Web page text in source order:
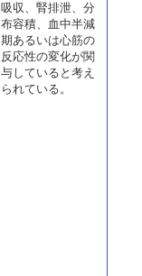
吸収、腎排泄、分
布容積、血中半減
期あるいは心筋の
反応性の変化が関
与していると考え
られている。